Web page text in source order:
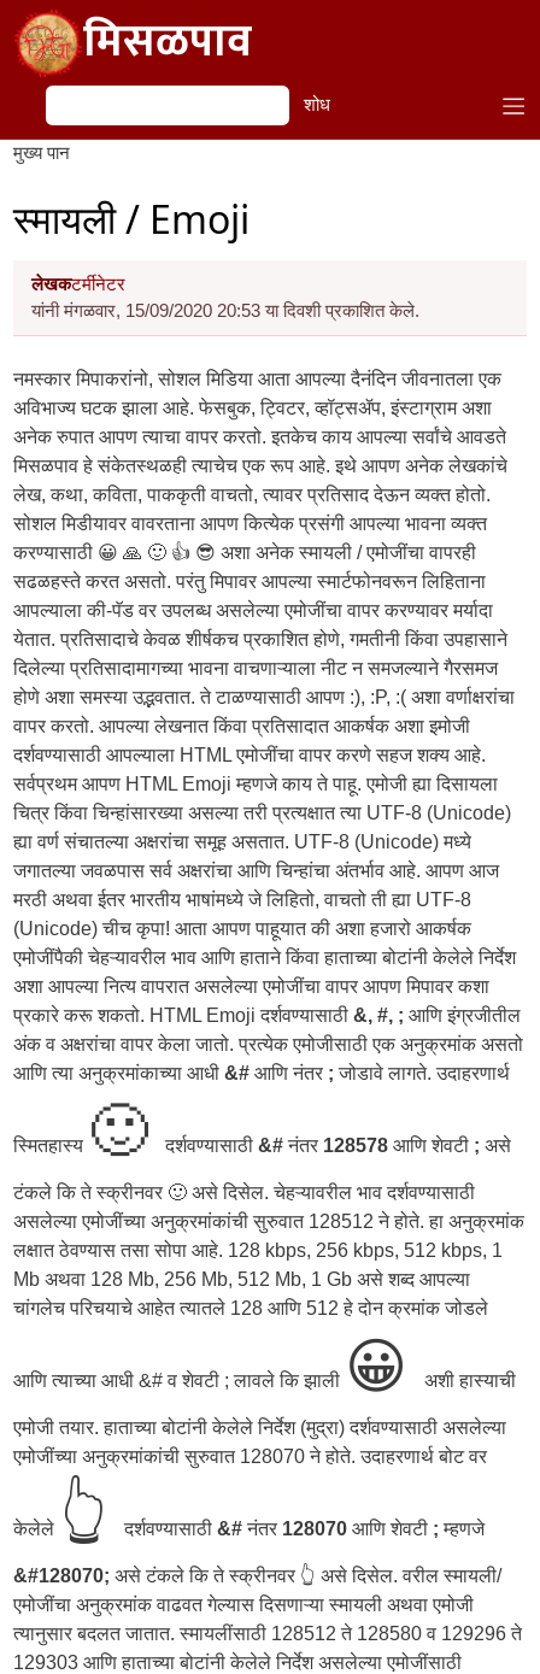
Skip to main contentमिसळपाव
शोध शोध
मुख्य पान
स्मायली / Emoji
लेखकटर्मीनेटर
यांनी मंगळवार, 15/09/2020 20:53 या दिवशी प्रकाशित केले.
नमस्कार मिपाकरांनो, सोशल मिडिया आता आपल्या दैनंदिन जीवनातला एक
अविभाज्य घटक झाला आहे. फेसबुक, ट्विटर, व्हॉट्सॲप, इंस्टाग्राम अशा
अनेक रुपात आपण त्याचा वापर करतो. इतकेच काय आपल्या सर्वांचे आवडते
मिसळपाव हे संकेतस्थळही त्याचेच एक रूप आहे. इथे आपण अनेक लेखकांचे
लेख, कथा, कविता, पाककृती वाचतो, त्यावर प्रतिसाद देऊन व्यक्त होतो.
सोशल मिडीयावर वावरताना आपण कित्येक प्रसंगी आपल्या भावना व्यक्त
करण्यासाठी 😀 🙏 🙂 👍 😎 अशा अनेक स्मायली / एमोजींचा वापरही
सढळहस्ते करत असतो. परंतु मिपावर आपल्या स्मार्टफोनवरून लिहिताना
आपल्याला की-पॅड वर उपलब्ध असलेल्या एमोजींचा वापर करण्यावर मर्यादा
येतात. प्रतिसादाचे केवळ शीर्षकच प्रकाशित होणे, गमतीनी किंवा उपहासाने
दिलेल्या प्रतिसादामागच्या भावना वाचणाऱ्याला नीट न समजल्याने गैरसमज
होणे अशा समस्या उद्भवतात. ते टाळण्यासाठी आपण :), :P, :( अशा वर्णाक्षरांचा
वापर करतो. आपल्या लेखनात किंवा प्रतिसादात आकर्षक अशा इमोजी
दर्शवण्यासाठी आपल्याला HTML एमोजींचा वापर करणे सहज शक्य आहे.
सर्वप्रथम आपण HTML Emoji म्हणजे काय ते पाहू. एमोजी ह्या दिसायला
चित्र किंवा चिन्हांसारख्या असल्या तरी प्रत्यक्षात त्या UTF-8 (Unicode)
ह्या वर्ण संचातल्या अक्षरांचा समूह असतात. UTF-8 (Unicode) मध्ये
जगातल्या जवळपास सर्व अक्षरांचा आणि चिन्हांचा अंतर्भाव आहे. आपण आज
मरठी अथवा ईतर भारतीय भाषांमध्ये जे लिहितो, वाचतो ती ह्या UTF-8
(Unicode) चीच कृपा! आता आपण पाहूयात की अशा हजारो आकर्षक
एमोजींपैकी चेहऱ्यावरील भाव आणि हाताने किंवा हाताच्या बोटांनी केलेले निर्देश
अशा आपल्या नित्य वापरात असलेल्या एमोजींचा वापर आपण मिपावर कशा
प्रकारे करू शकतो. HTML Emoji दर्शवण्यासाठी&, #, ; आणि इंग्रजीतील
अंक व अक्षरांचा वापर केला जातो. प्रत्येक एमोजीसाठी एक अनुक्रमांक असतो
आणि त्या अनुक्रमांकाच्या आधी&# आणि नंतर ; जोडावे लागते. उदाहरणार्थ
स्मितहास्य 🙂दर्शवण्यासाठी&#नंतर 128578 आणि शेवटी ;असे
टंकले कि ते स्क्रीनवर 🙂 असे दिसेल. चेहऱ्यावरील भाव दर्शवण्यासाठी
असलेल्या एमोजींच्या अनुक्रमांकांची सुरुवात 128512 ने होते. हा अनुक्रमांक
लक्षात ठेवण्यास तसा सोपा आहे. 128 kbps, 256 kbps, 512 kbps, 1
Mb अथवा 128 Mb, 256 Mb, 512 Mb, 1 Gb असे शब्द आपल्या
चांगलेच परिचयाचे आहेत त्यातले 128 आणि 512 हे दोन क्रमांक जोडले
आणि त्याच्या आधी &# व शेवटी ; लावले कि झाली 😀अशी हास्याची
एमोजी तयार. हाताच्या बोटांनी केलेले निर्देश (मुद्रा) दर्शवण्यासाठी असलेल्या
एमोजींच्या अनुक्रमांकांची सुरुवात 128070 ने होते. उदाहरणार्थ बोट वर
केलेले 👆दर्शवण्यासाठी&#नंतर 128070 आणि शेवटी ;म्हणजे
&#128070; असे टंकले कि ते स्क्रीनवर 👆 असे दिसेल. वरील स्मायली/
एमोजींचा अनुक्रमांक वाढवत गेल्यास दिसणाऱ्या स्मायली अथवा एमोजी
त्यानुसार बदलत जातात. स्मायलींसाठी 128512 ते 128580 व 129296 ते
129303 आणि हाताच्या बोटांनी केलेले निर्देश असलेल्या एमोजींसाठी